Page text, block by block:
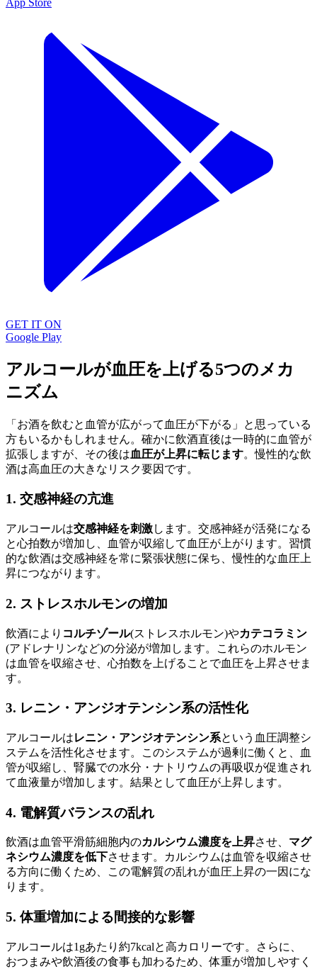
GET IT ON
Google Play
アルコールが血圧を上げる5つのメカ
ニズム
「お酒を飲むと血管が広がって血圧が下がる」と思っている
方もいるかもしれません。確かに飲酒直後は一時的に血管が
拡張しますが、その後は血圧が上昇に転じます。慢性的な飲
酒は高血圧の大きなリスク要因です。
1. 交感神経の亢進
アルコールは交感神経を刺激します。交感神経が活発になる
と心拍数が増加し、血管が収縮して血圧が上がります。習慣
的な飲酒は交感神経を常に緊張状態に保ち、慢性的な血圧上
昇につながります。
2. ストレスホルモンの増加
飲酒により コルチゾール(ストレスホルモン)やカテコラミン
(アドレナリンなど)の分泌が増加します。これらのホルモン
は血管を収縮させ、心拍数を上げることで血圧を上昇させま
す。
3. レニン・アンジオテンシン系の活性化
アルコールはレニン・アンジオテンシン系という血圧調整シ
ステムを活性化させます。このシステムが過剰に働くと、血
管が収縮し、腎臓での水分・ナトリウムの再吸収が促進され
て血液量が増加します。結果として血圧が上昇します。
4. 電解質バランスの乱れ
飲酒は血管平滑筋細胞内のカルシウム濃度を上昇させ、 マグ
ネシウム濃度を低下させます。カルシウムは血管を収縮させ
る方向に働くため、この電解質の乱れが血圧上昇の一因にな
ります。
5. 体重増加による間接的な影響
アルコールは1gあたり約7kcalと高カロリーです。さらに、
おつまみや飲酒後の食事も加わるため、体重が増加しやすく